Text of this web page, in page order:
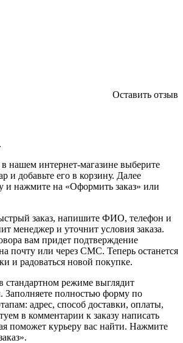
Оставить отзыв
нашем интернет-магазине выберите
и добавьте его в корзину. Далее
и нажмите на «Оформить заказ» или
заказ, напишите ФИО, телефон и
менеджер и уточнит условия заказа.
вам придет подтверждение
почту или через СМС. Теперь останется
и радоваться новой покупке.
стандартном режиме выглядит
Заполняете полностью форму по
адрес, способ доставки, оплаты,
в комментарии к заказу написать
поможет курьеру вас найти. Нажмите